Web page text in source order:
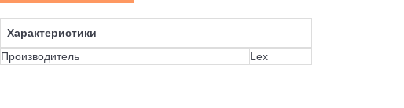
Характеристики
Производитель
Lex